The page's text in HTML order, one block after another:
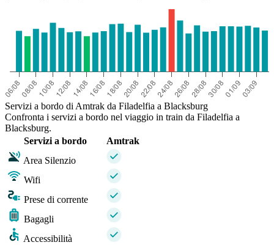
Servizi a bordo di Amtrak da Filadelfia a Blacksburg
Confronta i servizi a bordo nel viaggio in train da Filadelfia a
Blacksburg.
Servizi a bordo
Amtrak
Area Silenzio
Wifi
Prese di corrente
Bagagli
Accessibilità